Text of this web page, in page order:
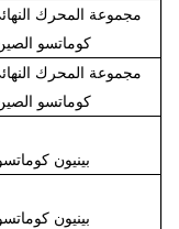
مجموعة المحرك
كوماتسو
مجموعة المحرك
كوماتسو
بينيون
بينيون